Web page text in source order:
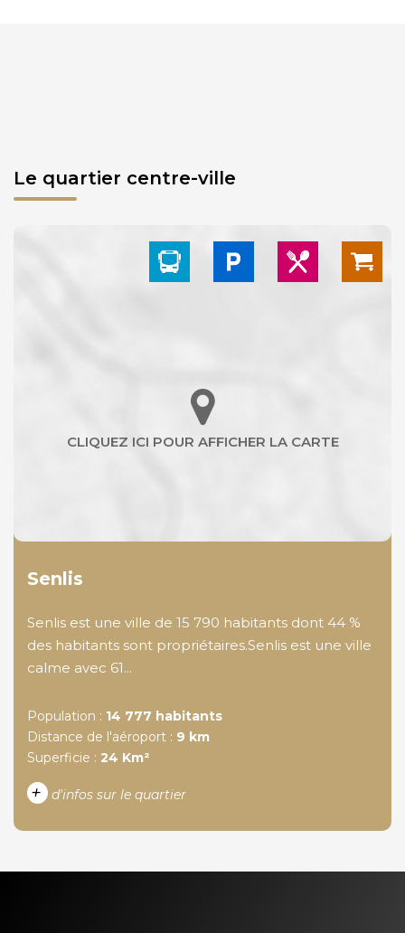
Le quartier centre-ville
Senlis
Senlis est une ville de 15 790 habitants dont 44 %
des habitants sont propriétaires.Senlis est une ville
calme avec 61...
Population : 14 777 habitants
Distance de l'aéroport : 9 km
Superficie : 24 Km²
+ d'infos sur le quartier